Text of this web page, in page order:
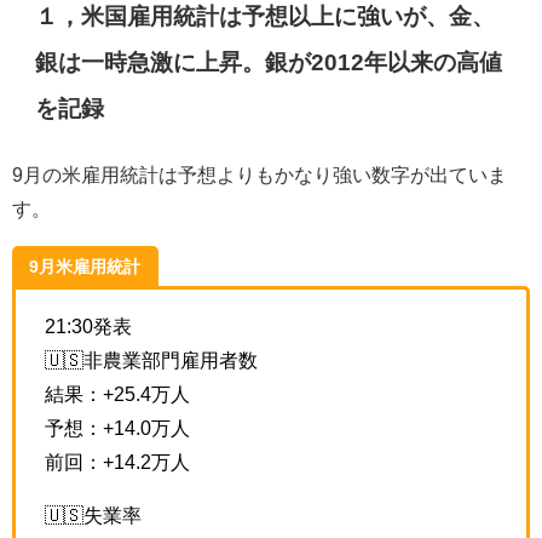
１，米国雇用統計は予想以上に強いが、金、
銀は一時急激に上昇。銀が2012年以来の高値
を記録
9月の米雇用統計は予想よりもかなり強い数字が出ていま
す。
9月米雇用統計
21:30発表
🇺🇸非農業部門雇用者数
結果：+25.4万人
予想：+14.0万人
前回：+14.2万人
🇺🇸失業率